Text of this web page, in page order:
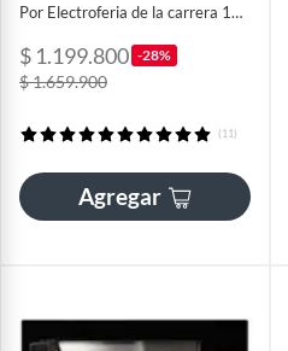
Por Electroferia de la carrera 13 sas
$ 1.199.800 -28%
$ 1.659.900
(11)
Agregar